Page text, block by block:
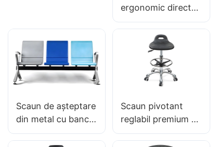
pentru Office &
Utilizarea studioului
ergonomic direct
din fabrică, turnat
din spumă PU,
IC091 HEWEI
SEATING
Scaun de așteptare
din metal cu bancă
aeroport LC100
Scaun pivotant
reglabil premium cu
mâner, Scaun cu